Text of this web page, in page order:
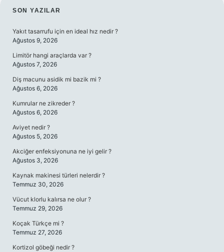
SIDEBAR
SON YAZILAR
Yakıt tasarrufu için en ideal hız nedir ?
Ağustos 9, 2026
Limitör hangi araçlarda var ?
Ağustos 7, 2026
Diş macunu asidik mi bazik mi ?
Ağustos 6, 2026
Kumrular ne zikreder ?
Ağustos 6, 2026
Aviyet nedir ?
Ağustos 5, 2026
Akciğer enfeksiyonuna ne iyi gelir ?
Ağustos 3, 2026
Kaynak makinesi türleri nelerdir ?
Temmuz 30, 2026
Vücut klorlu kalırsa ne olur ?
Temmuz 29, 2026
Koçak Türkçe mi ?
Temmuz 27, 2026
Kortizol göbeği nedir ?